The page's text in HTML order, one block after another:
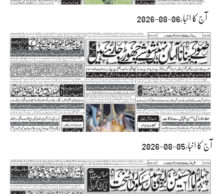
آج کا اخبار06-08-2026
آج کا اخبار05-08-2026